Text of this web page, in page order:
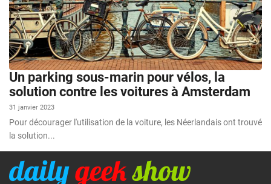
Un parking sous-marin pour vélos, la
solution contre les voitures à Amsterdam
31 janvier 2023
Pour décourager l'utilisation de la voiture, les Néerlandais ont trouvé
la solution...